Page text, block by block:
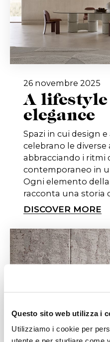
Questo sito web utilizza i
Utilizziamo i cookie per
26 novembre 2025
A lifestyle
elegance
Spazi in cui design
celebrano le
abbracciando i ritmi
contemporaneo in
Ogni elemento
racconta una storia
DISCOVER MORE